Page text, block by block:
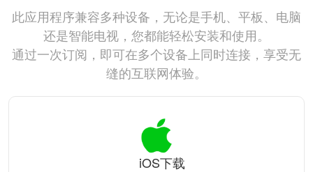
此应用程序兼容多种设备，无论是手机、平板、电脑
还是智能电视，您都能轻松安装和使用。
通过一次订阅，即可在多个设备上同时连接，享受无
缝的互联网体验。
iOS下载